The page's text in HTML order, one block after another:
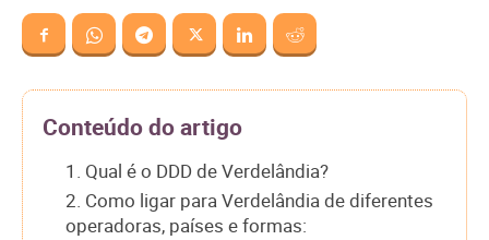
Conteúdo do artigo
1. Qual é o DDD de Verdelândia?
2. Como ligar para Verdelândia de diferentes
operadoras, países e formas: